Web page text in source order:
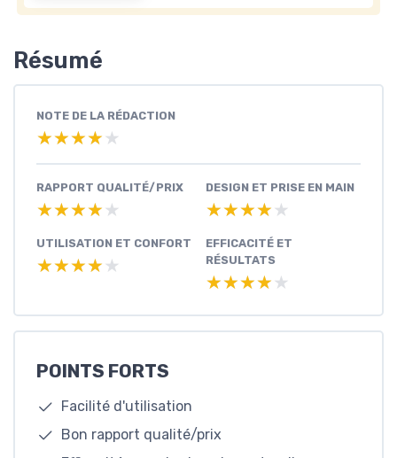
Résumé
NOTE DE LA RÉDACTION
★★★★★
★★★★★
RAPPORT QUALITÉ/PRIX
★★★★★
★★★★★
DESIGN ET PRISE EN MAIN
★★★★★
★★★★★
UTILISATION ET CONFORT
★★★★★
★★★★★
EFFICACITÉ ET
RÉSULTATS
★★★★★
★★★★★
POINTS FORTS
Facilité d'utilisation
Bon rapport qualité/prix